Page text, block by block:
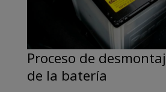
Proceso de
de la batería